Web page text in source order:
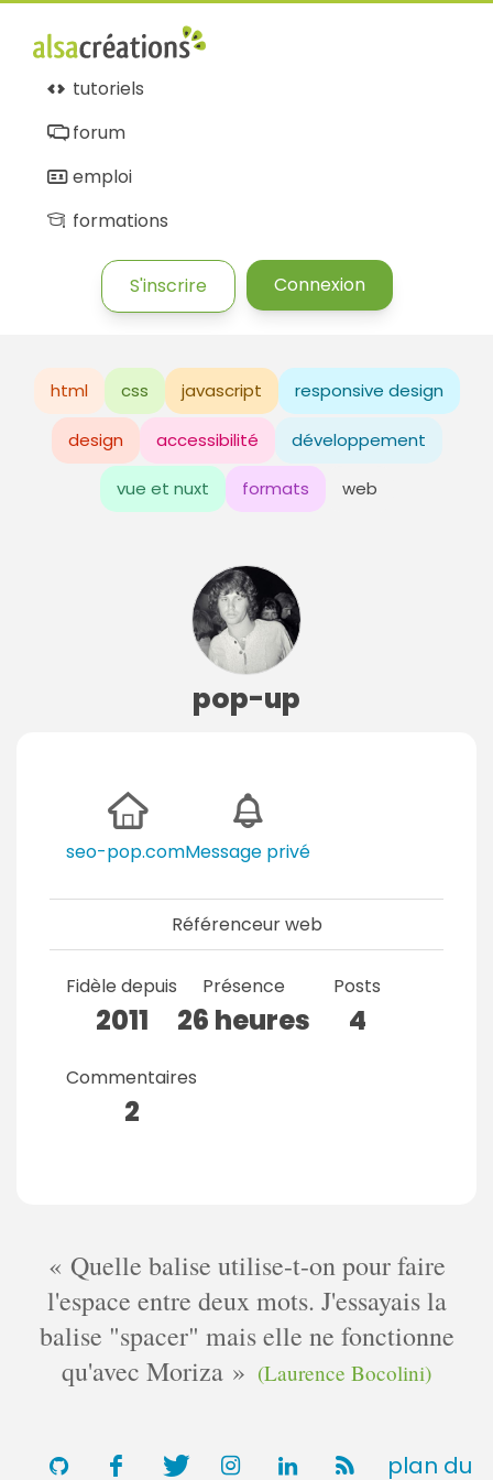
tutoriels
forum
emploi
formations
S'inscrire Connexion
html css javascript responsive design
design accessibilité développement
vue et nuxt formats web
pop-up
seo-pop.comMessage privé
Référenceur web
Fidèle depuis
2011
Présence
26 heures
Posts
4
Commentaires
2
Quelle balise utilise-t-on pour faire
l'espace entre deux mots. J'essayais la
balise "spacer" mais elle ne fonctionne
qu'avec Moriza
(Laurence Bocolini)
plan du